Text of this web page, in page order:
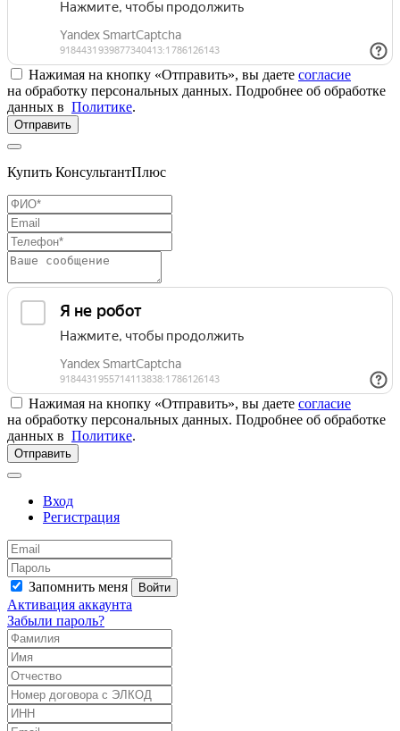
Нажимая на кнопку «Отправить», вы даете согласие
на обработку персональных данных. Подробнее об обработке
данных в Политике.
Отправить
Купить КонсультантПлюс
Нажимая на кнопку «Отправить», вы даете согласие
на обработку персональных данных. Подробнее об обработке
данных в Политике.
Отправить
Вход
Регистрация
Запомнить меня Войти
Активация аккаунта
Забыли пароль?